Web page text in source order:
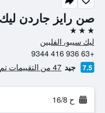
صن رايز جاردن
3 نجوم
ليك سيبو، الفلبين
+63 936 416 9344
7.5 جيد 47 من التقييمات تم التحقق منها
ح 16/8